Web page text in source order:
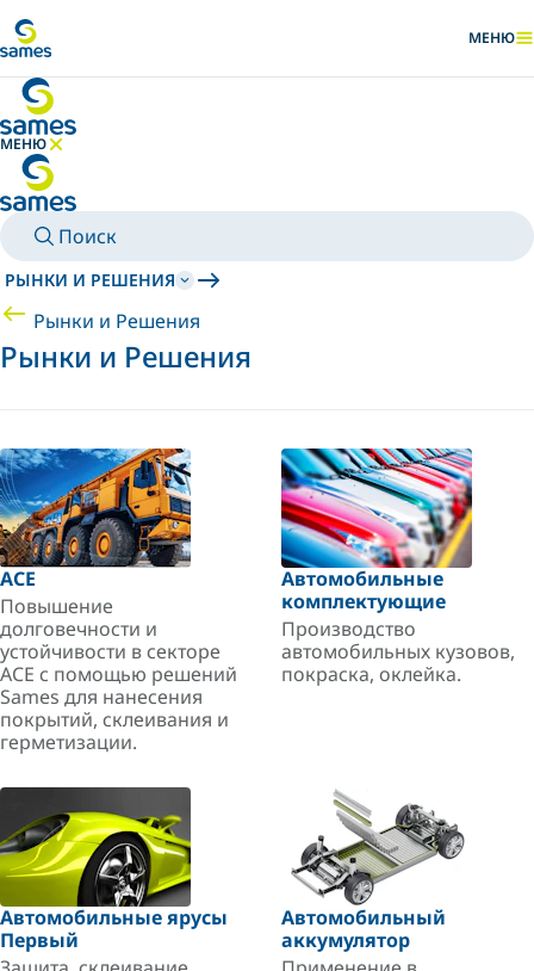
МЕНЮ
МЕНЮ
СКРЫТЬ МЕНЮ
Поиск
РЫНКИ И РЕШЕНИЯ
Рынки и Решения
Рынки и Решения
ACE
Повышение
долговечности и
устойчивости в секторе
ACE с помощью решений
Sames для нанесения
покрытий, склеивания и
герметизации.
Автомобильные
комплектующие
Производство
автомобильных кузовов,
покраска, оклейка.
Автомобильные ярусы
Первый
Автомобильный
аккумулятор